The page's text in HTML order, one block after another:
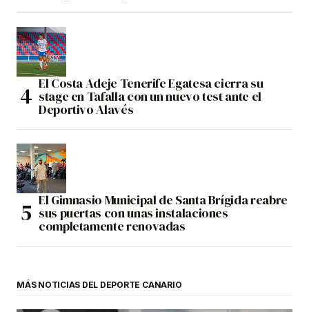
El Costa Adeje Tenerife Egatesa cierra su
stage en Tafalla con un nuevo test ante el
Deportivo Alavés
El Gimnasio Municipal de Santa Brígida reabre
sus puertas con unas instalaciones
completamente renovadas
MÁS NOTICIAS DEL DEPORTE CANARIO